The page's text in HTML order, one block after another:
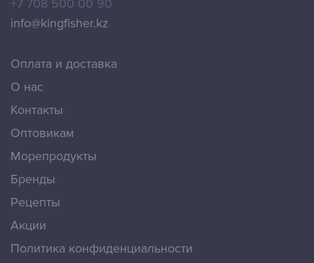
+7 708 500 00 90
info@kingfisher.kz
Оплата и доставка
О нас
Контакты
Оптовикам
Морепродукты
Бренды
Рецепты
Акции
Политика конфиденциальности